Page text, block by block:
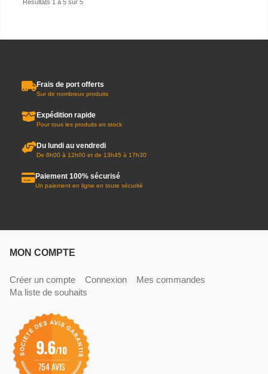
Résultats 1 à 5 sur 5
Frais de port offerts
Sur de nombreux produits
Expédition rapide
Pour tous les produits en stock
Du lundi au vendredi
De 8h00 à 12h00 et de 13h45 à 17h30
Paiement 100% sécurisé
Un paiement en ligne en toute sécurité
MON COMPTE
Créer un compte Connexion
Mes commandes
Ma liste de souhaits
9.6/10
754 AVIS